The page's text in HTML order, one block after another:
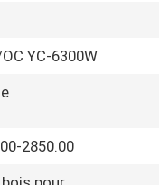
YC-6300W
2850.00